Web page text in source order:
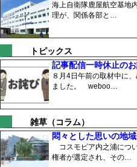
海上自衛隊鹿屋航空基地
理が、関係各部と…
トピックス
記事配信一時休止の
８月4日午前の取材中に
ました。 weboo…
雑草（コラム）
悶々とした思いの地
コスモピア内之浦につ
権者が選定され、その…